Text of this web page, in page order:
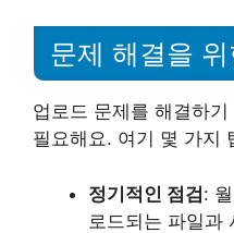
문제 해결을
업로드 문제를 해결하
필요해요. 여기 몇 가지
정기적인 점검:
로드되는 파일과